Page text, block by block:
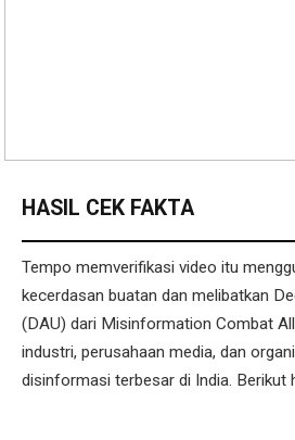
HASIL CEK FAKTA
Tempo memverifikasi video itu
kecerdasan buatan dan melibatkan
(DAU) dari Misinformation Combat
industri, perusahaan media, dan
disinformasi terbesar di India. Berikut